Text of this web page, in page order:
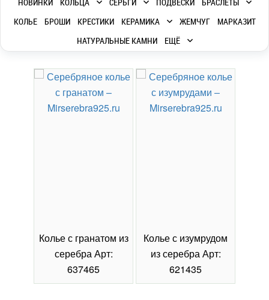
НОВИНКИ КОЛЬЦА СЕРЬГИ ПОДВЕСКИ
БРАСЛЕТЫ
КОЛЬЕ
БРОШИ КРЕСТИКИ КЕРАМИКА ЖЕМЧУГ
МАРКАЗИТ
НАТУРАЛЬНЫЕ КАМНИ
ЕЩЁ
Колье с гранатом из
серебра Арт:
637465
Колье с изумрудом
из серебра Арт:
621435